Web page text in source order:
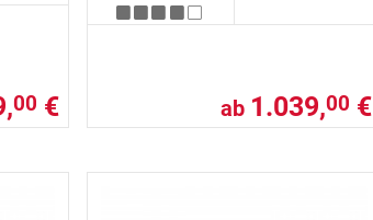
00 € ab 1.039,00 €